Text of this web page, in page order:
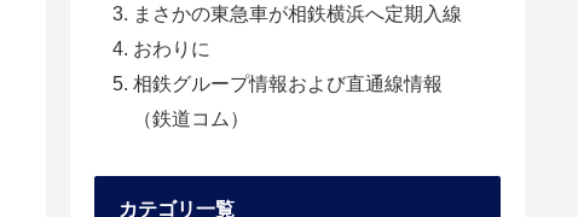
まさかの東急車が相鉄横浜へ定期入線
おわりに
相鉄グループ情報および直通線情報
（鉄道コム）
カテゴリ一覧